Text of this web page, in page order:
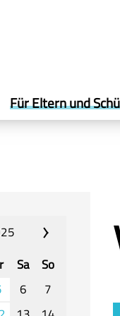
Für Eltern und
Sa
So
6
7